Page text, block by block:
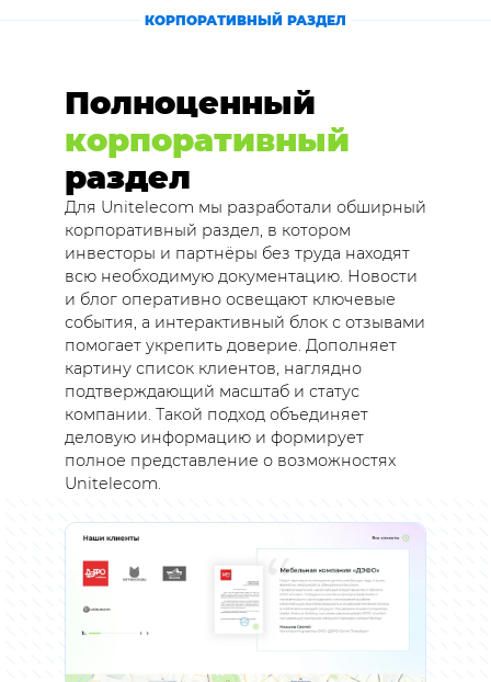
КОРПОРАТИВНЫЙ РАЗДЕЛ
Полноценный
корпоративный
раздел
Для Unitelecom мы разработали обширный
корпоративный раздел, в котором
инвесторы и партнёры без труда находят
всю необходимую документацию. Новости
и блог оперативно освещают ключевые
события, а интерактивный блок с отзывами
помогает укрепить доверие. Дополняет
картину список клиентов, наглядно
подтверждающий масштаб и статус
компании. Такой подход объединяет
деловую информацию и формирует
полное представление о возможностях
Unitelecom.